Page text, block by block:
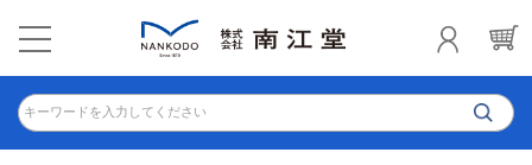
キーワードを入力してください